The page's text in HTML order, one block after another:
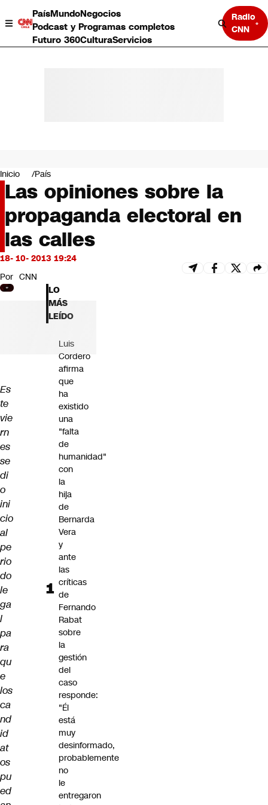
PaísMundoNegocios
Podcast y Programas completos
Futuro 360CulturaServicios
Radio
CNN
Negocios
Deportes
Programas completos
Cultura
Servicios
Bits
CNN tiempo
Futuro 360
Opinión
Inicio País
Las opiniones sobre la
propaganda electoral en
las calles
18- 10- 2013 19:24
Por CNN
Es
te
vie
rn
es
se
di
o
ini
cio
al
pe
rio
do
le
ga
l
pa
ra
qu
e
los
ca
nd
id
at
os
pu
ed
LO
MÁS
LEÍDO
Luis
Cordero
afirma
que
ha
existido
una
"falta
de
humanidad"
con
la
hija
de
Bernarda
Vera
y
ante
las
críticas
de
Fernando
Rabat
sobre
la
gestión
del
caso
responde:
"Él
está
muy
desinformado,
probablemente
no
le
entregaron